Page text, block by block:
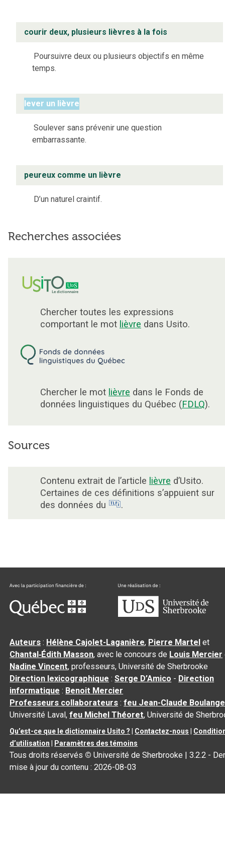
courir deux, plusieurs lièvres à la fois
Poursuivre deux ou plusieurs objectifs en même
temps.
lever un lièvre
Soulever sans prévenir une question
embarrassante.
peureux comme un lièvre
D’un naturel craintif.
Recherches associées
Chercher toutes les expressions
comportant le mot lièvre dans Usito.
Chercher le mot lièvre dans le Fonds de
données linguistiques du Québec (FDLQ).
Sources
Contenu extrait de l’article lièvre d’Usito.
Certaines de ces définitions s’appuient sur
des données du
.
Auteurs : Hélène Cajolet-Laganière, Pierre Martel et
Chantal‑Édith Masson, avec le concours de Louis Mercier
Nadine Vincent, professeurs, Université de Sherbrooke
Direction lexicographique :Serge D’Amico - Direction
informatique : Benoit Mercier
Professeurs collaborateurs :feu Jean-Claude
Université Laval,feu Michel Théoret, Université de
Qu’est-ce que le dictionnaire Usito ? Contactez-nous
d’utilisation
Paramètres des témoins
Tous droits réservés © Université de Sherbrooke |3.2.2 -
mise à jour du contenu :2026-08-03